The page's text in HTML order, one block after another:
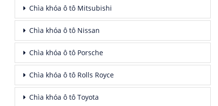
Chìa khóa ô tô Mitsubishi
Chìa khóa ô tô Nissan
Chìa khóa ô tô Porsche
Chìa khóa ô tô Rolls Royce
Chìa khóa ô tô Toyota